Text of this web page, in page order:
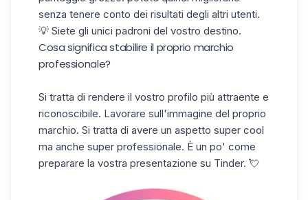
senza tenere conto dei risultati degli altri utenti.
💡 Siete gli unici padroni del vostro destino.
Cosa significa stabilire il proprio marchio
professionale?
Si tratta di rendere il vostro profilo più attraente e
riconoscibile. Lavorare sull'immagine del proprio
marchio. Si tratta di avere un aspetto super cool
ma anche super professionale. È un po' come
preparare la vostra presentazione su Tinder. 💘